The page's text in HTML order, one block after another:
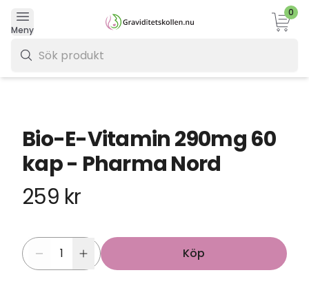
Meny
0
Bio-E-Vitamin 290mg 60
kap - Pharma Nord
259 kr
Köp